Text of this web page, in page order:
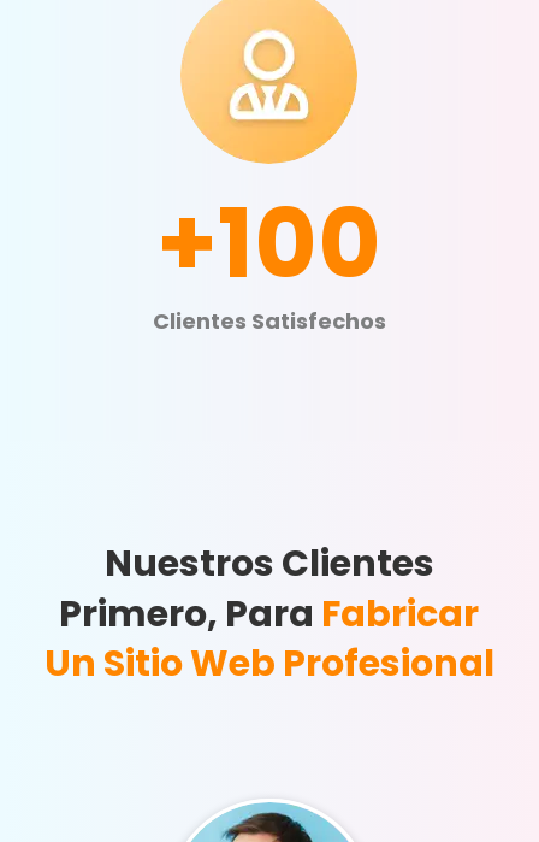
+100
Clientes Satisfechos
Nuestros Clientes
Primero, Para Fabricar
Un Sitio Web Profesional